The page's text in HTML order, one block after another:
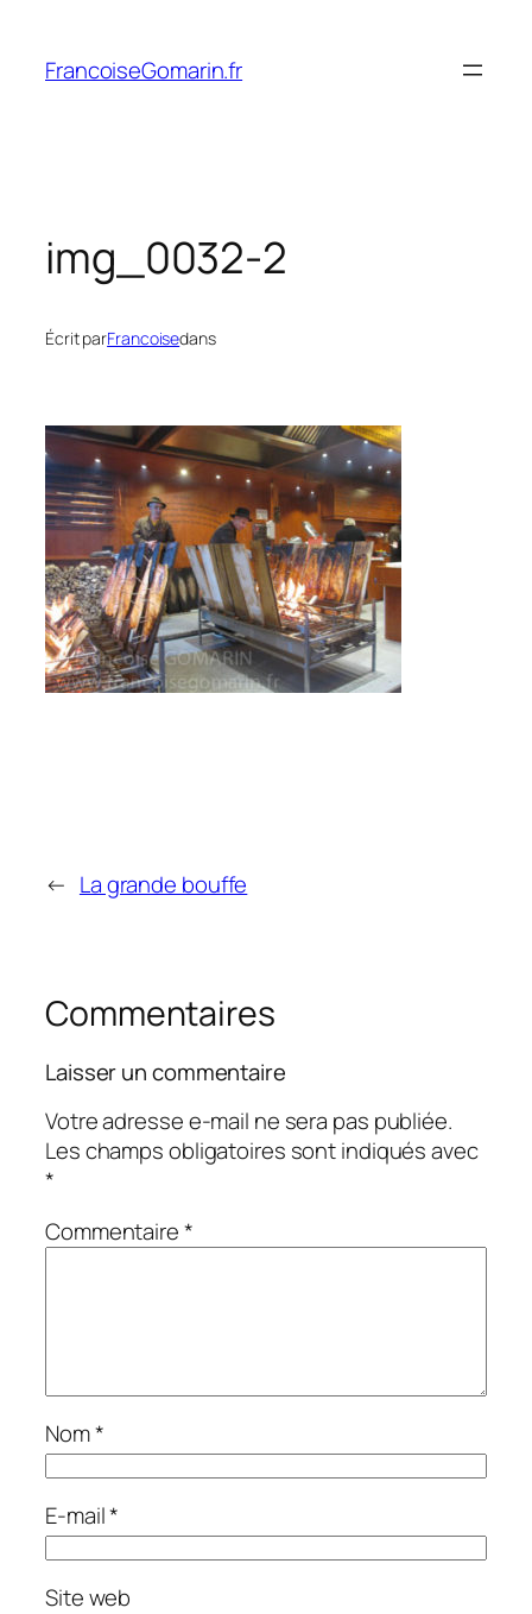
contenu
FrancoiseGomarin.fr
img_0032-2
Écrit parFrancoisedans
← La grande bouffe
Commentaires
Laisser un commentaire
Votre adresse e-mail ne sera pas publiée.
Les champs obligatoires sont indiqués avec
*
Commentaire*
Nom*
E-mail*
Site web